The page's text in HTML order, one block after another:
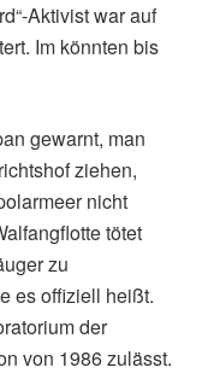
Aktivist war auf
Im könnten bis
gewarnt, man
ziehen,
nicht
tötet
zu
es offiziell heißt.
der
von 1986 zulässt.